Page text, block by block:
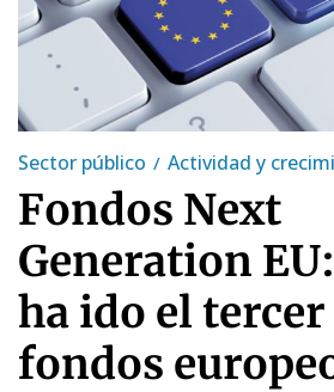
Sector público Actividad y
Fondos Next
Generation
ha ido el tercer
fondos